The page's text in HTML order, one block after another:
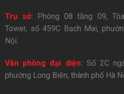
Trụ sở: Phòng 08 tầng 09,
Tower, số 459C Bạch Mai,
Nội.
Văn phòng đại diện: Số 2C
phường Long Biên, thành phố Hà